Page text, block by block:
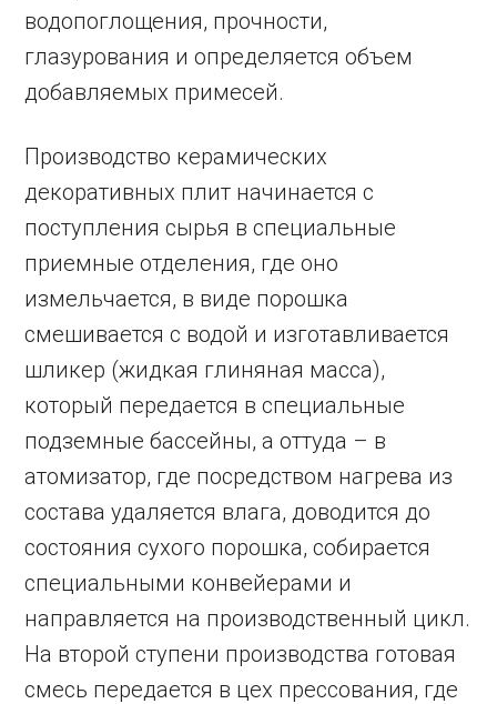
водопоглощения, прочности,
глазурования и определяется объем
добавляемых примесей.
Производство керамических
декоративных плит начинается с
поступления сырья в специальные
приемные отделения, где оно
измельчается, в виде порошка
смешивается с водой и изготавливается
шликер (жидкая глиняная масса),
который передается в специальные
подземные бассейны, а оттуда – в
атомизатор, где посредством нагрева из
состава удаляется влага, доводится до
состояния сухого порошка, собирается
специальными конвейерами и
направляется на производственный цикл.
На второй ступени производства готовая
смесь передается в цех прессования, где